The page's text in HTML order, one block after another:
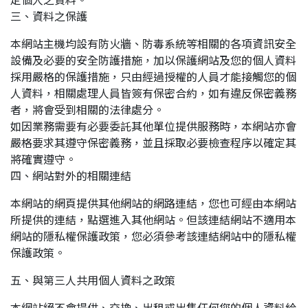
三、資料之保護
本網站主機均設有防火牆、防毒系統等相關的各項資訊安全
設備及必要的安全防護措施，加以保護網站及您的個人資料
採用嚴格的保護措施，只由經過授權的人員才能接觸您的個
人資料，相關處理人員皆簽有保密合約，如有違反保密義務
者，將會受到相關的法律處分。
如因業務需要有必要委託其他單位提供服務時，本網站亦會
嚴格要求其遵守保密義務，並且採取必要檢查程序以確定其
將確實遵守。
四、網站對外的相關連結
本網站的網頁提供其他網站的網路連結，您也可經由本網站
所提供的連結，點選進入其他網站。但該連結網站不適用本
網站的隱私權保護政策，您必須參考該連結網站中的隱私權
保護政策。
五、與第三人共用個人資料之政策